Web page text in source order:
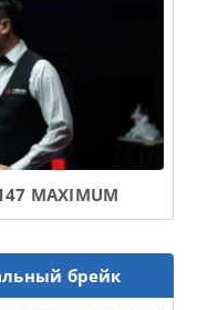
MAXIMUM
брейк